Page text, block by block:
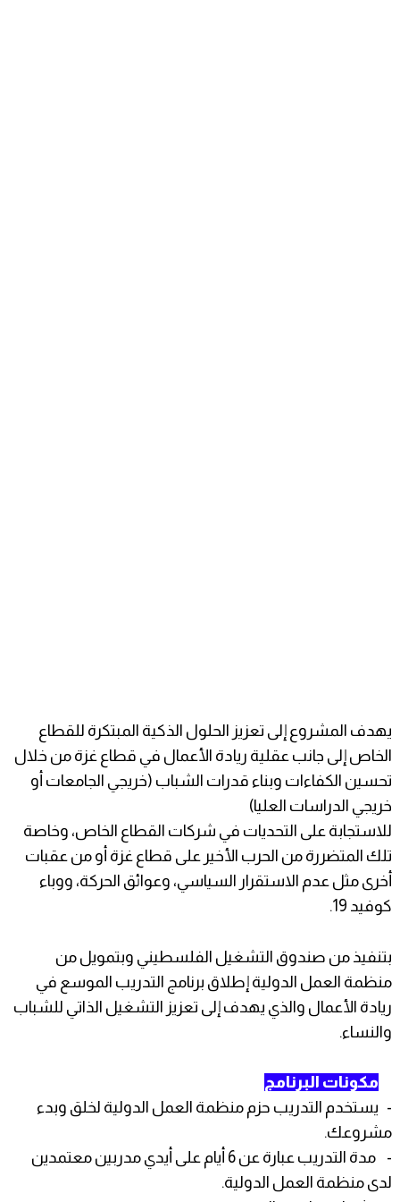
يهدف المشروع إلى تعزيز الحلول الذكية المبتكرة للقطاع
الخاص إلى جانب عقلية ريادة الأعمال في قطاع غزة من خلال
تحسين الكفاءات وبناء قدرات الشباب (خريجي الجامعات أو
خريجي الدراسات العليا)
للاستجابة على التحديات في شركات القطاع الخاص، وخاصة
تلك المتضررة من الحرب الأخير على قطاع غزة أو من عقبات
أخرى مثل عدم الاستقرار السياسي، وعوائق الحركة، ووباء
كوفيد 19.
بتنفيذ من صندوق التشغيل الفلسطيني وبتمويل من
منظمة العمل الدولية إطلاق برنامج التدريب الموسع في
ريادة الأعمال والذي يهدف إلى تعزيز التشغيل الذاتي للشباب
والنساء.
مكونات البرنامج
- يستخدم التدريب حزم منظمة العمل الدولية لخلق وبدء
مشروعك.
- مدة التدريب عبارة عن 6 أيام على أيدي مدربين معتمدين
لدى منظمة العمل الدولية.